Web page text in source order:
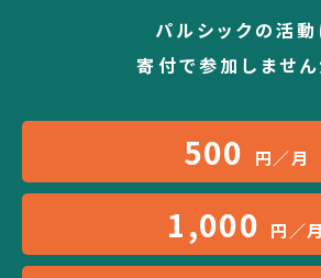
パルシックの活動
寄付で参加しません
500 円／月
1,000 円／月